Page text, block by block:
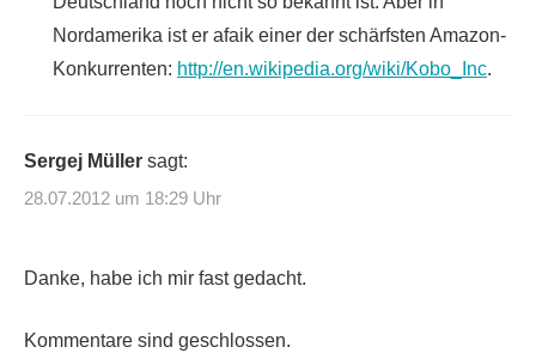
Nordamerika ist er afaik einer der schärfsten Amazon-
Konkurrenten: http://en.wikipedia.org/wiki/Kobo_Inc.
Sergej Müller sagt:
28.07.2012 um 18:29 Uhr
Danke, habe ich mir fast gedacht.
Kommentare sind geschlossen.